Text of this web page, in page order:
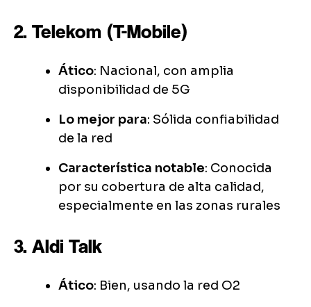
2. Telekom (T-Mobile)
Ático: Nacional, con amplia
disponibilidad de 5G
Lo mejor para: Sólida confiabilidad
de la red
Característica notable: Conocida
por su cobertura de alta calidad,
especialmente en las zonas rurales
3. Aldi Talk
Ático: Bien, usando la red O2